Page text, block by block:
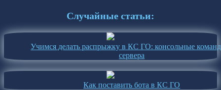
Случайные статьи:
Учимся делать распрыжку в КС ГО: консольные
сервера
Как поставить бота в КС ГО